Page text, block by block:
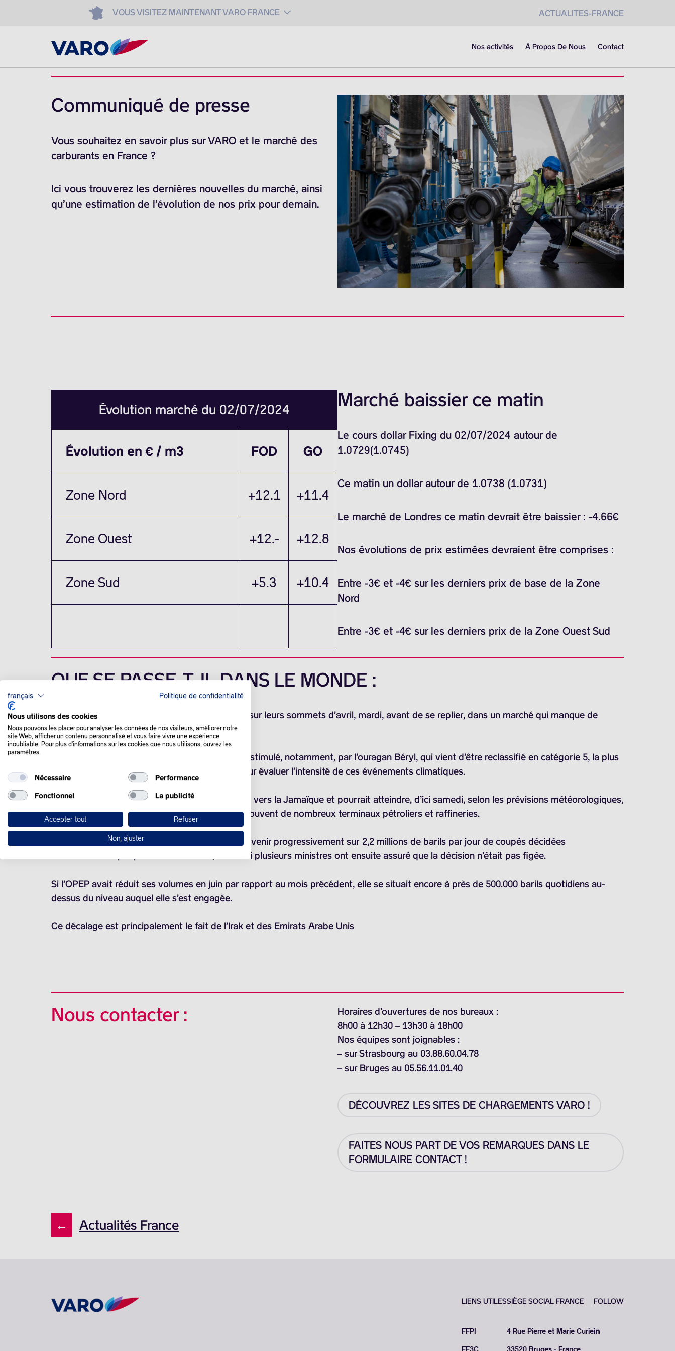
VOUS VISITEZ MAINTENANT VARO FRANCE ACTUALITES-FRANCE
Nos activités À Propos De Nous Contact
Communiqué de presse
Vous souhaitez en savoir plus sur VARO et le marché des
carburants en France ?
Ici vous trouverez les dernières nouvelles du marché, ainsi
qu’une estimation de l’évolution de nos prix pour demain.
Évolution marché du 02/07/2024
Évolution en € / m3 FOD GO
Zone Nord +12.1 +11.4
Zone Ouest +12.- +12.8
Zone Sud +5.3 +10.4
Marché baissier ce matin
Le cours dollar Fixing du 02/07/2024 autour de
1.0729(1.0745)
Ce matin un dollar autour de 1.0738 (1.0731)
Le marché de Londres ce matin devrait être baissier : -4.66€
Nos évolutions de prix estimées devraient être comprises :
Entre -3€ et -4€ sur les derniers prix de base de la Zone
Nord
Entre -3€ et -4€ sur les derniers prix de la Zone Ouest Sud
QUE SE PASSE-T-IL DANS LE MONDE :
Les cours du pétrole ont une nouvelle fois buté sur leurs sommets d’avril, mardi, avant de se replier, dans un marché qui manque de
certitudes sur la santé de la demande.
L’or noir avait démarré la séance avec panache, stimulé, notamment, par l’ouragan Béryl, qui vient d’être reclassifié en catégorie 5, la plus
élevée de l’échelle de Saffir-Simpson utilisée pour évaluer l’intensité de ces événements climatiques.
Après avoir balayé les Antilles, Béryl se dirigeait vers la Jamaïque et pourrait atteindre, d’ici samedi, selon les prévisions météorologiques,
la côte sud-ouest du Texas d’ici samedi, où se trouvent de nombreux terminaux pétroliers et raffineries.
Le cartel a annoncé, début juin, qu’il entendait revenir progressivement sur 2,2 millions de barils par jour de coupés décidées
unilatéralement par plusieurs membres, même si plusieurs ministres ont ensuite assuré que la décision n’était pas figée.
Si l’OPEP avait réduit ses volumes en juin par rapport au mois précédent, elle se situait encore à près de 500.000 barils quotidiens au-
dessus du niveau auquel elle s’est engagée.
Ce décalage est principalement le fait de l’Irak et des Emirats Arabe Unis
Nous contacter :
Horaires d’ouvertures de nos bureaux :
8h00 à 12h30 – 13h30 à 18h00
Nos équipes sont joignables :
– sur Strasbourg au 03.88.60.04.78
– sur Bruges au 05.56.11.01.40
DÉCOUVREZ LES SITES DE CHARGEMENTS VARO !
FAITES NOUS PART DE VOS REMARQUES DANS LE
FORMULAIRE CONTACT !
← Actualités France
LIENS UTILES
FFPI
SIÈGE SOCIAL FRANCE
4 Rue Pierre et Marie Curie
FOLLOW
français Politique de confidentialité
Nous utilisons des cookies
Nous pouvons les placer pour analyser les données de nos visiteurs, améliorer notre
site Web, afficher un contenu personnalisé et vous faire vivre une expérience
inoubliable. Pour plus d'informations sur les cookies que nous utilisons, ouvrez les
paramètres.
Nécessaire Performance
Fonctionnel La publicité
Accepter tout Refuser
Non, ajuster